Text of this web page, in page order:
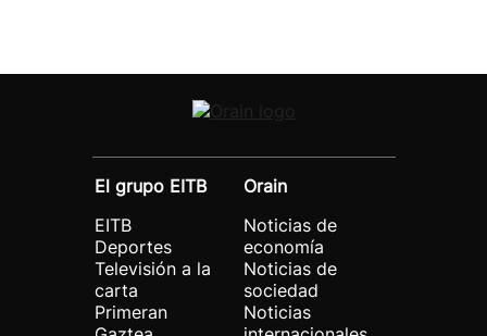
El grupo EITB
EITB
Deportes
Televisión a la
carta
Primeran
Orain
Noticias de
economía
Noticias de
sociedad
Noticias